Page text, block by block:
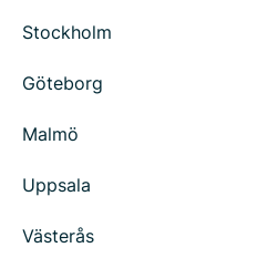
Stockholm
Göteborg
Malmö
Uppsala
Västerås